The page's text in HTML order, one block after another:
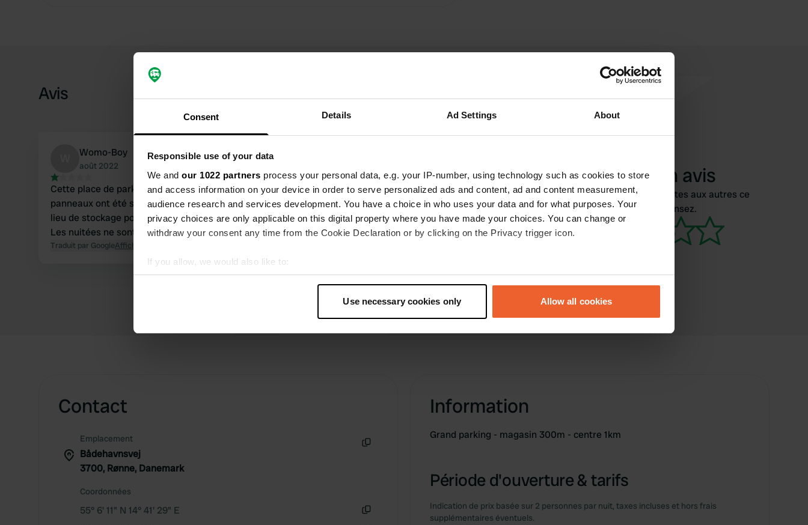
Consent Details Ad Settings About
Responsible use of your data
We and our 1022 partners process your personal data, e.g. your IP-number, using technology such as cookies to store
and access information on your device in order to serve personalized ads and content, ad and content measurement,
audience research and services development. You have a choice in who uses your data and for what purposes. Your
privacy choices are only applicable on this digital property where you have made your choices. You can change or
withdraw your consent any time from the Cookie Declaration or by clicking on the Privacy trigger icon.
If you allow, we would also like to:
Collect information about your geographical location which can be accurate to within several meters
Find out more about how your personal data is processed and set your preferences in the
Use necessary cookies only Allow all cookies
Avis
Womo-Boy
août 2022
Cette place de parking n'existe plus. Les
panneaux ont été supprimés. Est maintenant un
lieu de stockage pour les bateaux et un parking.
Les nuitées ne sont pas autorisées.
Traduit par GoogleAfficher l'original
Ça marche une nuit, le matin c'est bruyant à
cause des camions. Il y a V + E à côté du carré,
mais très massif. Douches et toilettes dans le
yacht club house. L'endroit est assez
Ajouter un avis
Vous êtes déjà venu ici ? Dites aux autres ce
que vous en pensez.
Contact
Emplacement
Bådehavnsvej
3700, Rønne, Danemark
Coordonnées
55° 6' 11" N 14° 41' 29" E
Information
Grand parking - magasin 300m - centre 1km
Période d'ouverture & tarifs
Indication de prix basée sur 2 personnes par nuit, taxes incluses et hors frais
supplémentaires éventuels.